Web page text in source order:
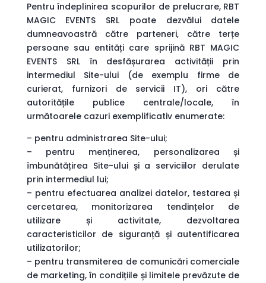
Pentru îndeplinirea scopurilor de prelucrare, RBT
MAGIC EVENTS SRL poate dezvălui datele
dumneavoastră către parteneri, către terțe
persoane sau entități care sprijină RBT MAGIC
EVENTS SRL în desfășurarea activității prin
intermediul Site-ului (de exemplu firme de
curierat, furnizori de servicii IT), ori către
autoritățile publice centrale/locale, în
următoarele cazuri exemplificativ enumerate:
– pentru administrarea Site-ului;
– pentru menținerea, personalizarea și
îmbunătățirea Site-ului și a serviciilor derulate
prin intermediul lui;
– pentru efectuarea analizei datelor, testarea și
cercetarea, monitorizarea tendințelor de
utilizare și activitate, dezvoltarea
caracteristicilor de siguranță și autentificarea
utilizatorilor;
– pentru transmiterea de comunicări comerciale
de marketing, în condițiile și limitele prevăzute de